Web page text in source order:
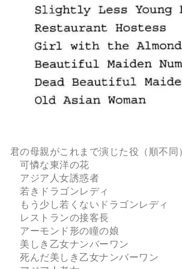
君の母親がこれまで演じた役（順不同
可憐な東洋の花
アジア人女誘惑者
若きドラゴンレディ
もう少し若くないドラゴンレディ
レストランの接客長
アーモンド形の瞳の娘
美しき乙女ナンバーワン
死んだ美しき乙女ナンバーワン